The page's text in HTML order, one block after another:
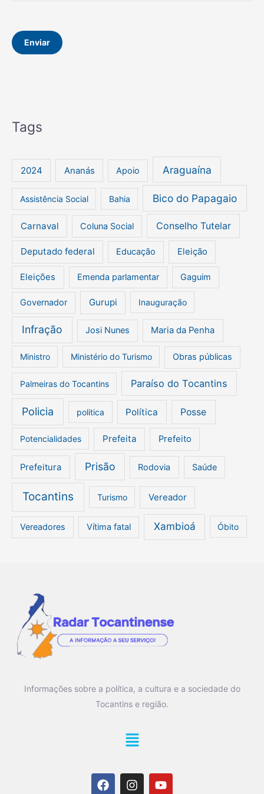
a
e
m
Enviar
Tags
2024 Ananás Apoio Araguaína
Assistência Social Bahia Bico do Papagaio
Carnaval Coluna Social Conselho Tutelar
Deputado federal Educação Eleição
Eleições Emenda parlamentar Gaguim
Governador Gurupi Inauguração
Infração Josi Nunes Maria da Penha
Ministro Ministério do Turismo Obras públicas
Palmeiras do Tocantins Paraíso do Tocantins
Policia politica Política Posse
Potencialidades Prefeita Prefeito
Prefeitura Prisão Rodovia Saúde
Tocantins Turismo Vereador
Vereadores Vítima fatal Xambioá Óbito
Informações sobre a política, a cultura e a sociedade do
Tocantins e região.
Main
F
a
I
n
Y
o